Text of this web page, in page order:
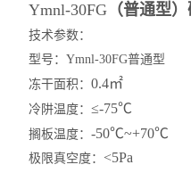
Ymnl-30FG （普通型
技术参数：
型号：Ymnl-30FG普通型
冻干面积：0.4㎡
冷阱温度：≤-75℃
搁板温度：-50℃~+70℃
极限真空度： <5Pa